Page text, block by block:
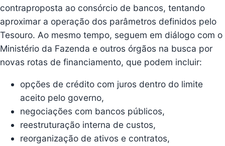
contraproposta ao consórcio de bancos, tentando
aproximar a operação dos parâmetros definidos pelo
Tesouro. Ao mesmo tempo, seguem em diálogo com o
Ministério da Fazenda e outros órgãos na busca por
novas rotas de financiamento, que podem incluir:
opções de crédito com juros dentro do limite
aceito pelo governo,
negociações com bancos públicos,
reestruturação interna de custos,
reorganização de ativos e contratos,